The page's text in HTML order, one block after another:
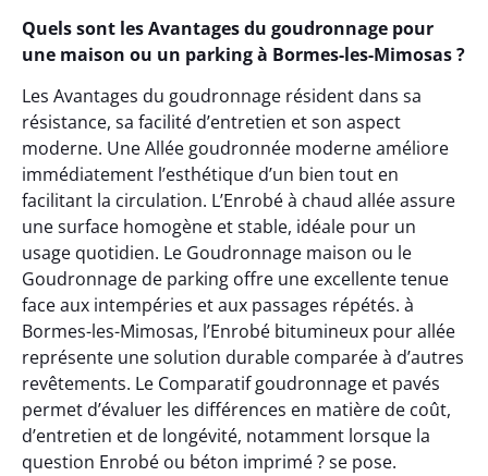
Quels sont les Avantages du goudronnage pour
une maison ou un parking à Bormes-les-Mimosas ?
Les Avantages du goudronnage résident dans sa
résistance, sa facilité d’entretien et son aspect
moderne. Une Allée goudronnée moderne améliore
immédiatement l’esthétique d’un bien tout en
facilitant la circulation. L’Enrobé à chaud allée assure
une surface homogène et stable, idéale pour un
usage quotidien. Le Goudronnage maison ou le
Goudronnage de parking offre une excellente tenue
face aux intempéries et aux passages répétés. à
Bormes-les-Mimosas, l’Enrobé bitumineux pour allée
représente une solution durable comparée à d’autres
revêtements. Le Comparatif goudronnage et pavés
permet d’évaluer les différences en matière de coût,
d’entretien et de longévité, notamment lorsque la
question Enrobé ou béton imprimé ? se pose.